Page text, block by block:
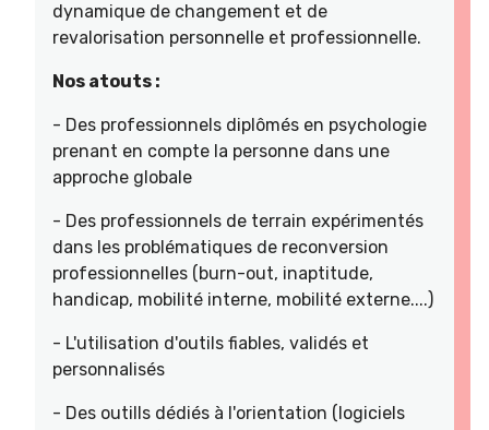
dynamique de changement et de
revalorisation personnelle et professionnelle.
Nos atouts :
- Des professionnels diplômés en psychologie
prenant en compte la personne dans une
approche globale
- Des professionnels de terrain expérimentés
dans les problématiques de reconversion
professionnelles (burn-out, inaptitude,
handicap, mobilité interne, mobilité externe....)
- L'utilisation d'outils fiables, validés et
personnalisés
- Des outills dédiés à l'orientation (logiciels